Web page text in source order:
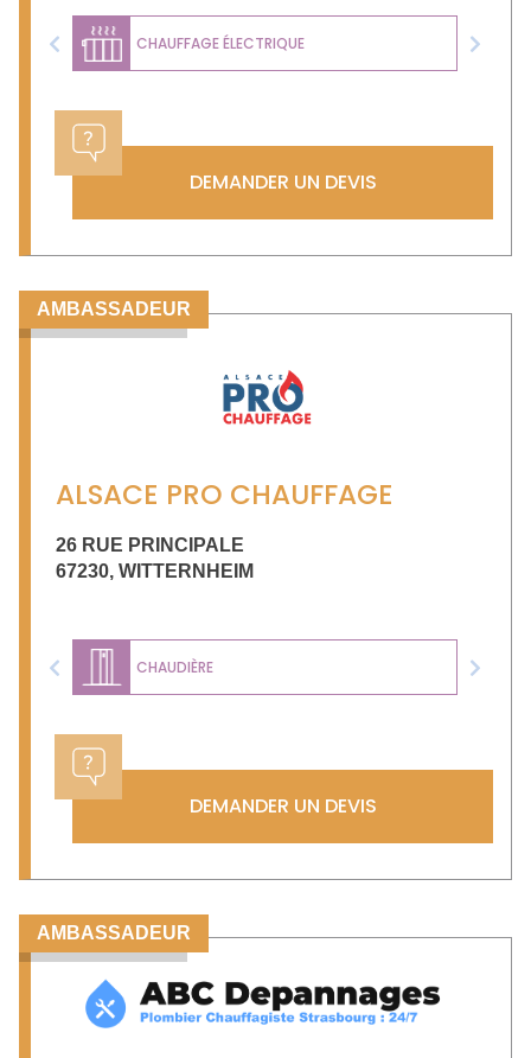
CHAUFFAGE ÉLECTRIQUE
Previous Next
DEMANDER UN DEVIS
AMBASSADEUR
ALSACE PRO CHAUFFAGE
26 RUE PRINCIPALE
67230, WITTERNHEIM
CHAUDIÈRE
Previous Next
DEMANDER UN DEVIS
AMBASSADEUR